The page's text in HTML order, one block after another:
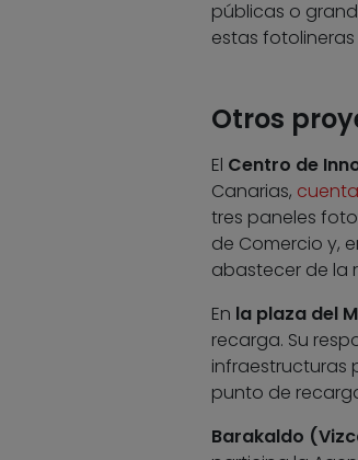
públicas o
estas
Otros
El Centro de
Canarias, cuenta
tres paneles
de Comercio y,
abastecer de la
En la plaza del
recarga. Su
infraestructuras
punto de
Barakaldo